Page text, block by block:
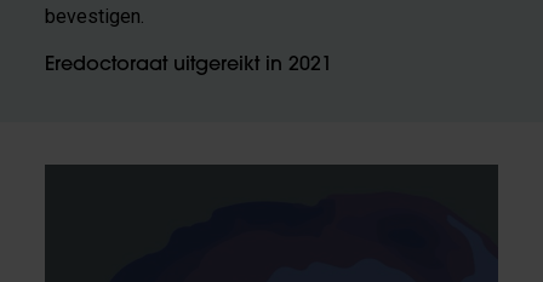
bevestigen.
Eredoctoraat uitgereikt in 2021